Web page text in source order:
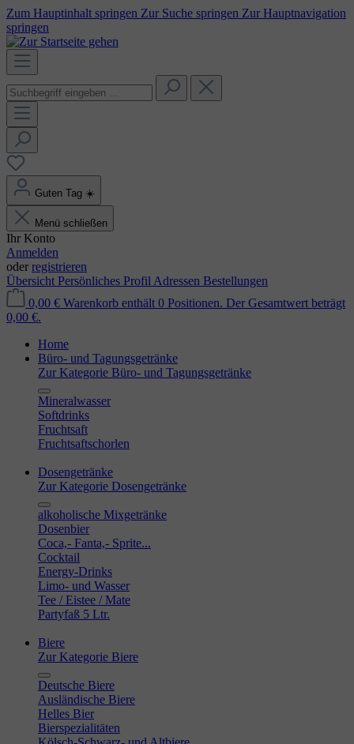
Zum Hauptinhalt springen Zur Suche springen Zur Hauptnavigation
springen
Guten Tag ☀️
Menü schließen
Ihr Konto
Anmelden
oder registrieren
Übersicht Persönliches Profil Adressen Bestellungen
0,00 € Warenkorb enthält 0 Positionen. Der Gesamtwert beträgt
0,00 €.
Home
Büro- und Tagungsgetränke
Zur Kategorie Büro- und Tagungsgetränke
Mineralwasser
Softdrinks
Fruchtsaft
Fruchtsaftschorlen
Dosengetränke
Zur Kategorie Dosengetränke
alkoholische Mixgetränke
Dosenbier
Coca,- Fanta,- Sprite...
Cocktail
Energy-Drinks
Limo- und Wasser
Tee / Eistee / Mate
Partyfaß 5 Ltr.
Biere
Zur Kategorie Biere
Deutsche Biere
Ausländische Biere
Helles Bier
Bierspezialitäten